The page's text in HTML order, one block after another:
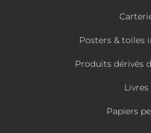
Posters & toiles
Produits dérivés
Livres
Papiers